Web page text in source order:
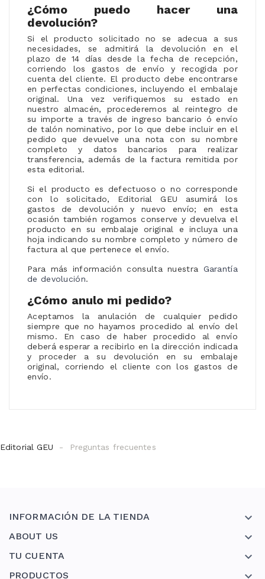
¿Cómo puedo hacer una
devolución?
Si el producto solicitado no se adecua a sus
necesidades, se admitirá la devolución en el
plazo de 14 días desde la fecha de recepción,
corriendo los gastos de envío y recogida por
cuenta del cliente. El producto debe encontrarse
en perfectas condiciones, incluyendo el embalaje
original. Una vez verifiquemos su estado en
nuestro almacén, procederemos al reintegro de
su importe a través de ingreso bancario ó envío
de talón nominativo, por lo que debe incluir en el
pedido que devuelve una nota con su nombre
completo y datos bancarios para realizar
transferencia, además de la factura remitida por
esta editorial.
Si el producto es defectuoso o no corresponde
con lo solicitado, Editorial GEU asumirá los
gastos de devolución y nuevo envío; en esta
ocasión también rogamos conserve y devuelva el
producto en su embalaje original e incluya una
hoja indicando su nombre completo y número de
factura al que pertenece el envío.
Para más información consulta nuestra Garantía
de devolución.
¿Cómo anulo mi pedido?
Aceptamos la anulación de cualquier pedido
siempre que no hayamos procedido al envío del
mismo. En caso de haber procedido al envío
deberá esperar a recibirlo en la dirección indicada
y proceder a su devolución en su embalaje
original, corriendo el cliente con los gastos de
envío.
Editorial GEU Preguntas frecuentes
INFORMACIÓN DE LA TIENDA 
ABOUT US 
TU CUENTA 
PRODUCTOS